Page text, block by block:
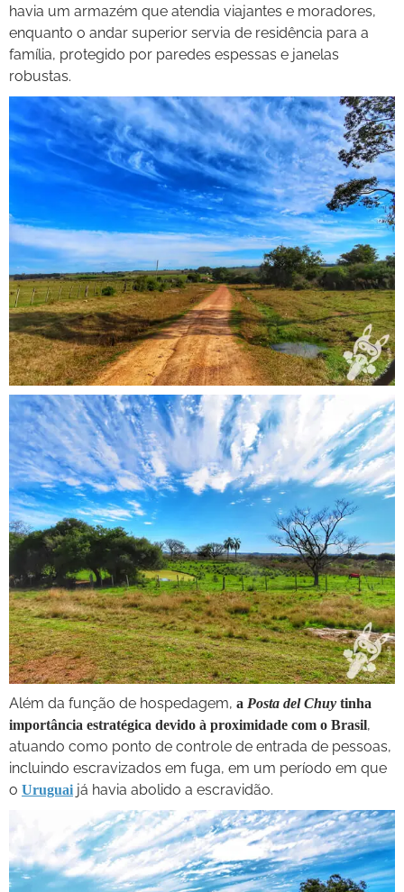
havia um armazém que atendia viajantes e moradores,
enquanto o andar superior servia de residência para a
família, protegido por paredes espessas e janelas
robustas.
Além da função de hospedagem, a Posta del Chuy tinha
importância estratégica devido à proximidade com o Brasil,
atuando como ponto de controle de entrada de pessoas,
incluindo escravizados em fuga, em um período em que
o Uruguai já havia abolido a escravidão.